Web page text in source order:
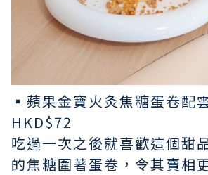
▪︎蘋果金寶火灸焦糖蛋卷配
HKD$72
吃過一次之後就喜歡這個甜
的焦糖圍著蛋卷，令其賣相